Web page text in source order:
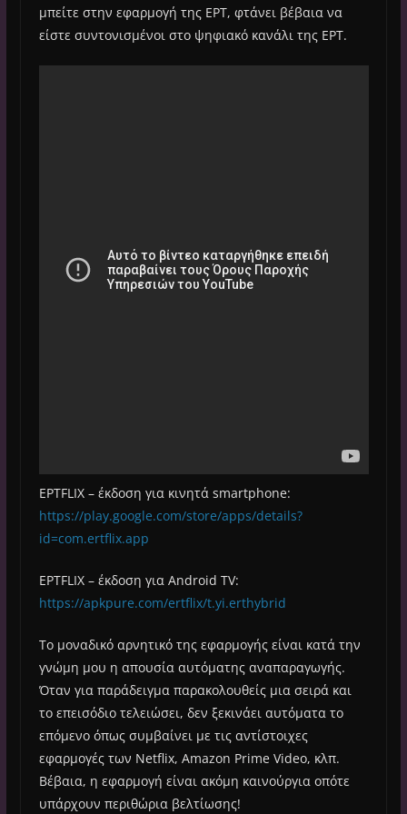
μπείτε στην εφαρμογή της ΕΡΤ, φτάνει βέβαια να
είστε συντονισμένοι στο ψηφιακό κανάλι της ΕΡΤ.
ΕΡΤFLIX – έκδοση για κινητά smartphone:
https://play.google.com/store/apps/details?
id=com.ertflix.app
ΕΡΤFLIX – έκδοση για Android TV:
https://apkpure.com/ertflix/t.yi.erthybrid
Το μοναδικό αρνητικό της εφαρμογής είναι κατά την
γνώμη μου η απουσία αυτόματης αναπαραγωγής.
Όταν για παράδειγμα παρακολουθείς μια σειρά και
το επεισόδιο τελειώσει, δεν ξεκινάει αυτόματα το
επόμενο όπως συμβαίνει με τις αντίστοιχες
εφαρμογές των Netflix, Amazon Prime Video, κλπ.
Βέβαια, η εφαρμογή είναι ακόμη καινούργια οπότε
υπάρχουν περιθώρια βελτίωσης!